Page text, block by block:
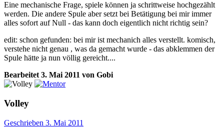
Eine mechanische Frage, spiele können ja schrittweise hochgezählt
werden. Die andere Spule aber setzt bei Betätigung bei mir immer
alles sofort auf Null - das kann doch eigentlich nicht richtig sein?
edit: schon gefunden: bei mir ist mechanich alles verstellt. komisch,
verstehe nicht genau , was da gemacht wurde - das abklemmen der
Spule hätte ja nun völlig gereicht....
Bearbeitet 3. Mai 2011 von Gobi
Volley
Geschrieben 3. Mai 2011